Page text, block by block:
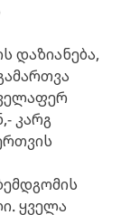
დაზიანება,
კარგ
ყველა